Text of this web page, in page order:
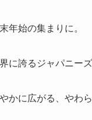
年始の集まりに。
に誇るジャパニー
かに広がる、やわ